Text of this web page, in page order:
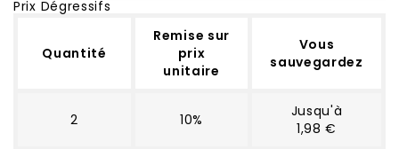
Prix Dégressifs
Quantité
Remise sur
prix
unitaire
Vous
sauvegardez
2 10%
Jusqu'à
1,98 €